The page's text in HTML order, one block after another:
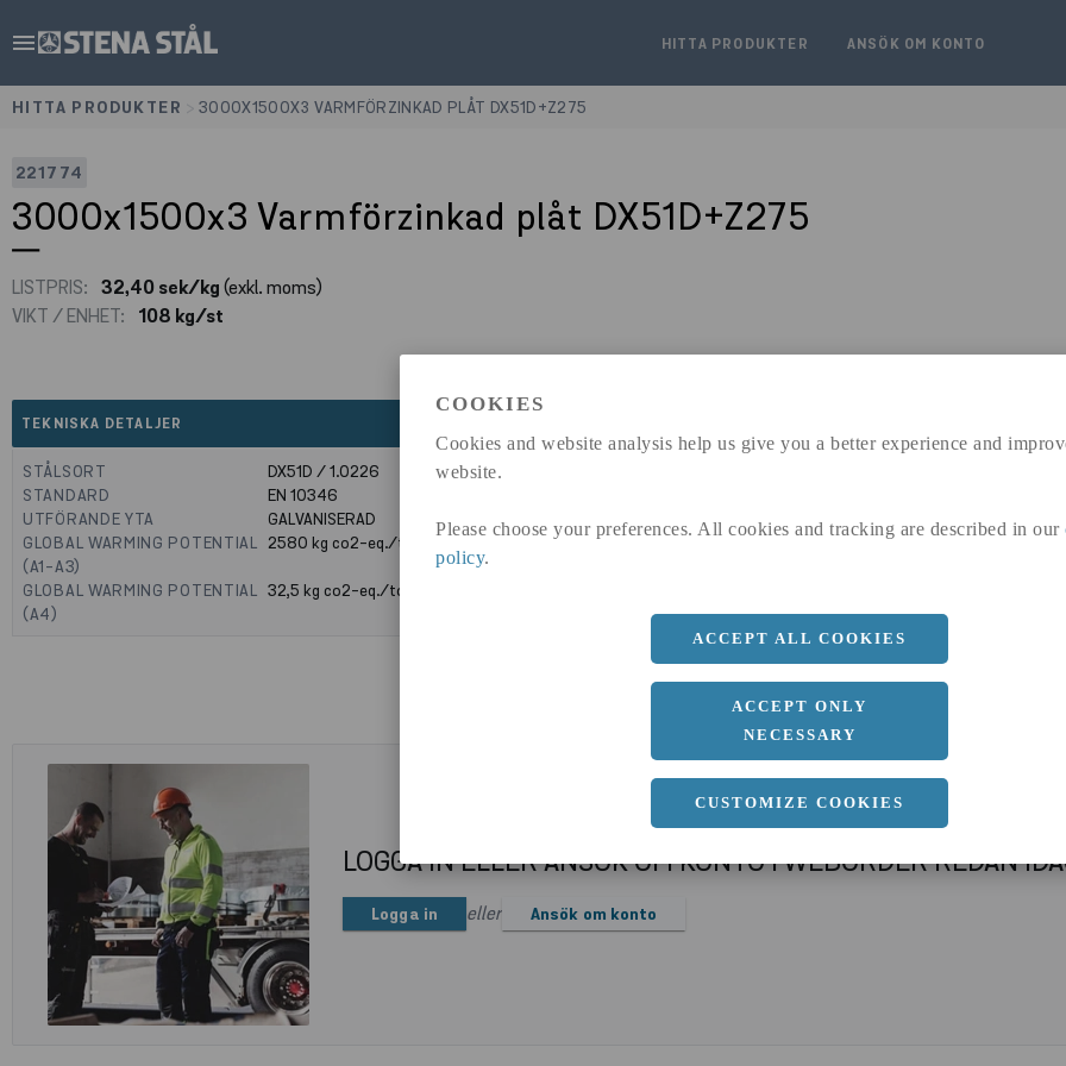
COOKIES
Cookies and website analysis help us give you a better experience and
website.
Please choose your preferences. All cookies and tracking are described in our
policy.
ACCEPT ALL COOKIES
ACCEPT ONLY
NECESSARY
CUSTOMIZE COOKIES
menu HITTA PRODUKTER ANSÖK OM KONTO
HITTA PRODUKTER 3000X1500X3 VARMFÖRZINKAD PLÅT DX51D+Z275
221774
3000x1500x3 Varmförzinkad plåt DX51D+Z275
LISTPRIS: 32,40 sek/kg(exkl. moms)
VIKT / ENHET:
108 kg/st
TEKNISKA DETALJER
STÅLSORT
DX51D / 1.0226
STANDARD
EN 10346
UTFÖRANDE YTA
GALVANISERAD
GLOBAL WARMING POTENTIAL
(A1-A3)
2580kg co2-eq./ton
GLOBAL WARMING POTENTIAL
(A4)
32,5kg co2-eq./ton
a 1500 MM
Längd
3000 MM
LOGGA IN ELLER ANSÖK OM KONTO I WEBORDER REDAN
Logga in eller Ansök om konto